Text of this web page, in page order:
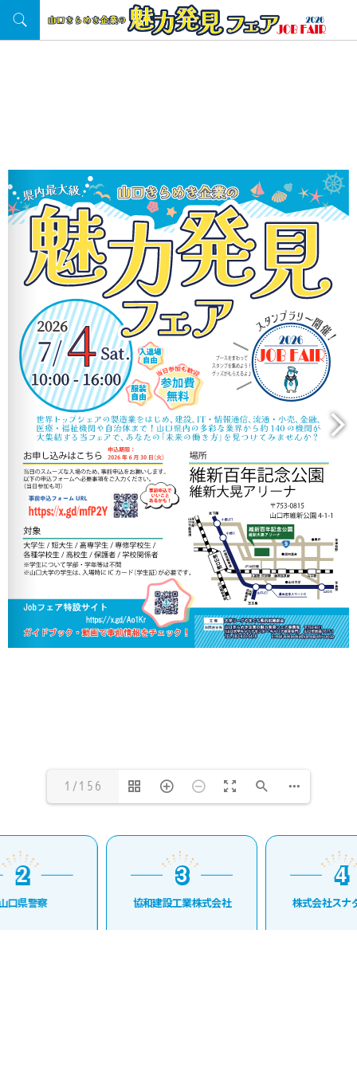
1/156
2
2
口県警察
3
3
協和建設工業株式会社
4
4
株式会社スナ